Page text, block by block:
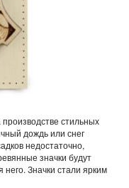
стильных
дождь или снег
недостаточно,
значки будут
Значки стали ярким